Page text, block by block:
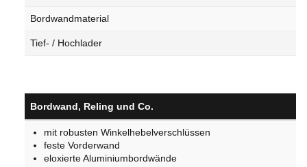
Bordwandmaterial
Tief- / Hochlader
Bordwand, Reling und Co.
mit robusten Winkelhebelverschlüssen
feste Vorderwand
eloxierte Aluminiumbordwände